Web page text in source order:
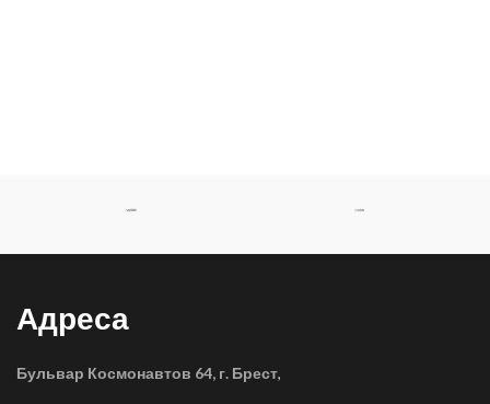
Адреса
Бульвар Космонавтов 64, г. Брест,